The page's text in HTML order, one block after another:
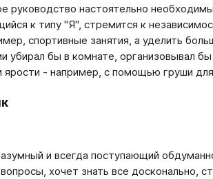
руководство настоятельно
к типу "Я", стремится к
спортивные занятия, а уделить
убирал бы в комнате, организовывал
- например, с помощью груши
и всегда поступающий
хочет знать все досконально,